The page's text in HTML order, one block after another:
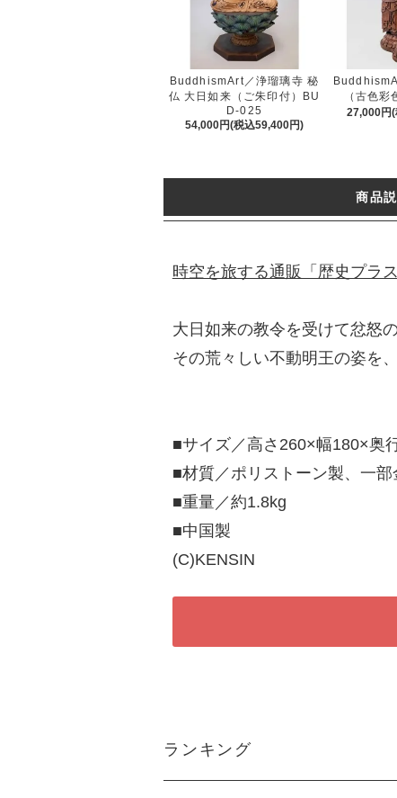
BuddhismArt／浄瑠璃寺 秘
仏 大日如来（ご朱印付）BU
D-025
54,000円(税込59,400円)
（古色
27,000円
商品
時空を旅する通販「歴史プラ
大日如来の教令を受けて忿怒
その荒々しい不動明王の姿を
■サイズ／高さ260×幅180×奥
■材質／ポリストーン製、一部
■重量／約1.8kg
■中国製
(C)KENSIN
ランキング